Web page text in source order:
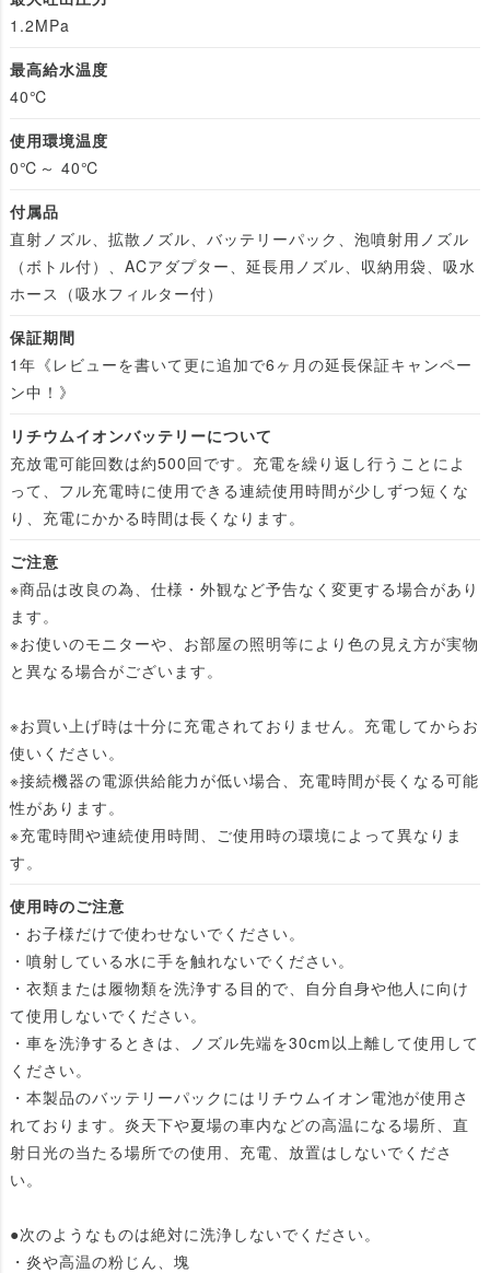
1.2MPa
最高給水温度
40℃
使用環境温度
0℃～ 40℃
付属品
直射ノズル、拡散ノズル、バッテリーパック、泡噴射用ノズル
（ボトル付）、ACアダプター、延長用ノズル、収納用袋、吸水
ホース（吸水フィルター付）
保証期間
1年《レビューを書いて更に追加で6ヶ月の延長保証キャンペー
ン中！》
リチウムイオンバッテリーについて
充放電可能回数は約500回です。充電を繰り返し行うことによ
って、フル充電時に使用できる連続使用時間が少しずつ短くな
り、充電にかかる時間は長くなります。
ご注意
※商品は改良の為、仕様・外観など予告なく変更する場合があり
ます。
※お使いのモニターや、お部屋の照明等により色の見え方が実物
と異なる場合がございます。
※お買い上げ時は十分に充電されておりません。充電してからお
使いください。
※接続機器の電源供給能力が低い場合、充電時間が長くなる可能
性があります。
※充電時間や連続使用時間、ご使用時の環境によって異なりま
す。
使用時のご注意
・お子様だけで使わせないでください。
・噴射している水に手を触れないでください。
・衣類または履物類を洗浄する目的で、自分自身や他人に向け
て使用しないでください。
・車を洗浄するときは、ノズル先端を30cm以上離して使用して
ください。
・本製品のバッテリーパックにはリチウムイオン電池が使用さ
れております。炎天下や夏場の車内などの高温になる場所、直
射日光の当たる場所での使用、充電、放置はしないでくださ
い。
●次のようなものは絶対に洗浄しないでください。
・炎や高温の粉じん、塊